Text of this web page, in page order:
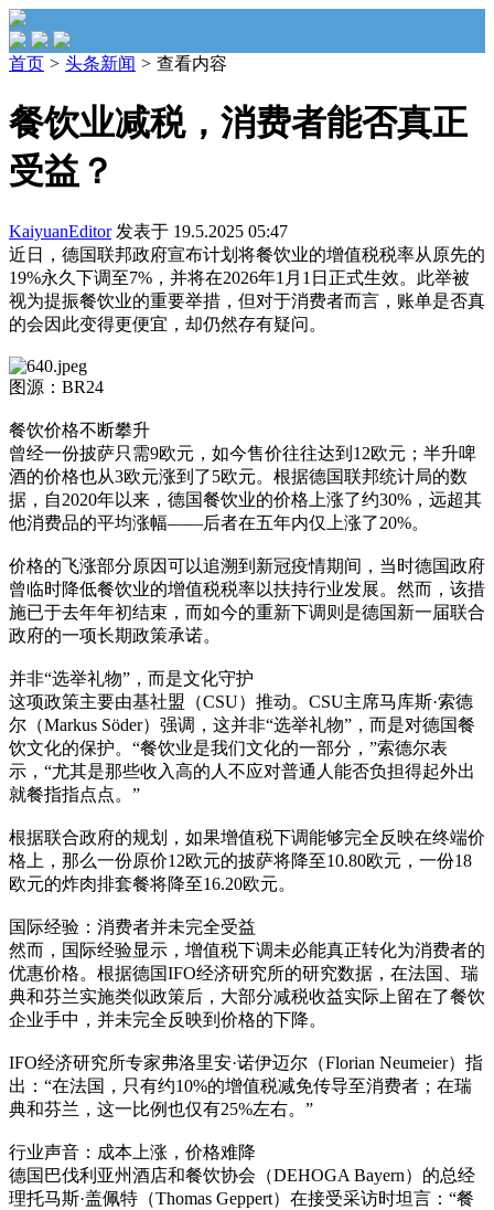
首页 > 头条新闻 > 查看内容
餐饮业减税，消费者能否真正
受益？
KaiyuanEditor发表于 19.5.2025 05:47
近日，德国联邦政府宣布计划将餐饮业的增值税税率从原先的
19%永久下调至7%，并将在2026年1月1日正式生效。此举被
视为提振餐饮业的重要举措，但对于消费者而言，账单是否真
的会因此变得更便宜，却仍然存有疑问。
图源：BR24
餐饮价格不断攀升
曾经一份披萨只需9欧元，如今售价往往达到12欧元；半升啤
酒的价格也从3欧元涨到了5欧元。根据德国联邦统计局的数
据，自2020年以来，德国餐饮业的价格上涨了约30%，远超其
他消费品的平均涨幅——后者在五年内仅上涨了20%。
价格的飞涨部分原因可以追溯到新冠疫情期间，当时德国政府
曾临时降低餐饮业的增值税税率以扶持行业发展。然而，该措
施已于去年年初结束，而如今的重新下调则是德国新一届联合
政府的一项长期政策承诺。
并非“选举礼物”，而是文化守护
这项政策主要由基社盟（CSU）推动。CSU主席马库斯·索德
尔（Markus Söder）强调，这并非“选举礼物”，而是对德国餐
饮文化的保护。“餐饮业是我们文化的一部分，”索德尔表
示，“尤其是那些收入高的人不应对普通人能否负担得起外出
就餐指指点点。”
根据联合政府的规划，如果增值税下调能够完全反映在终端价
格上，那么一份原价12欧元的披萨将降至10.80欧元，一份18
欧元的炸肉排套餐将降至16.20欧元。
国际经验：消费者并未完全受益
然而，国际经验显示，增值税下调未必能真正转化为消费者的
优惠价格。根据德国IFO经济研究所的研究数据，在法国、瑞
典和芬兰实施类似政策后，大部分减税收益实际上留在了餐饮
企业手中，并未完全反映到价格的下降。
IFO经济研究所专家弗洛里安·诺伊迈尔（Florian Neumeier）指
出：“在法国，只有约10%的增值税减免传导至消费者；在瑞
典和芬兰，这一比例也仅有25%左右。”
行业声音：成本上涨，价格难降
德国巴伐利亚州酒店和餐饮协会（DEHOGA Bayern）的总经
理托马斯·盖佩特（Thomas Geppert）在接受采访时坦言：“餐